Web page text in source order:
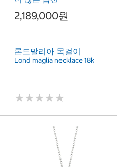
2,189,000원
론드말리아 목걸이
Lond maglia necklace 18k
★★★★★
★★★★★